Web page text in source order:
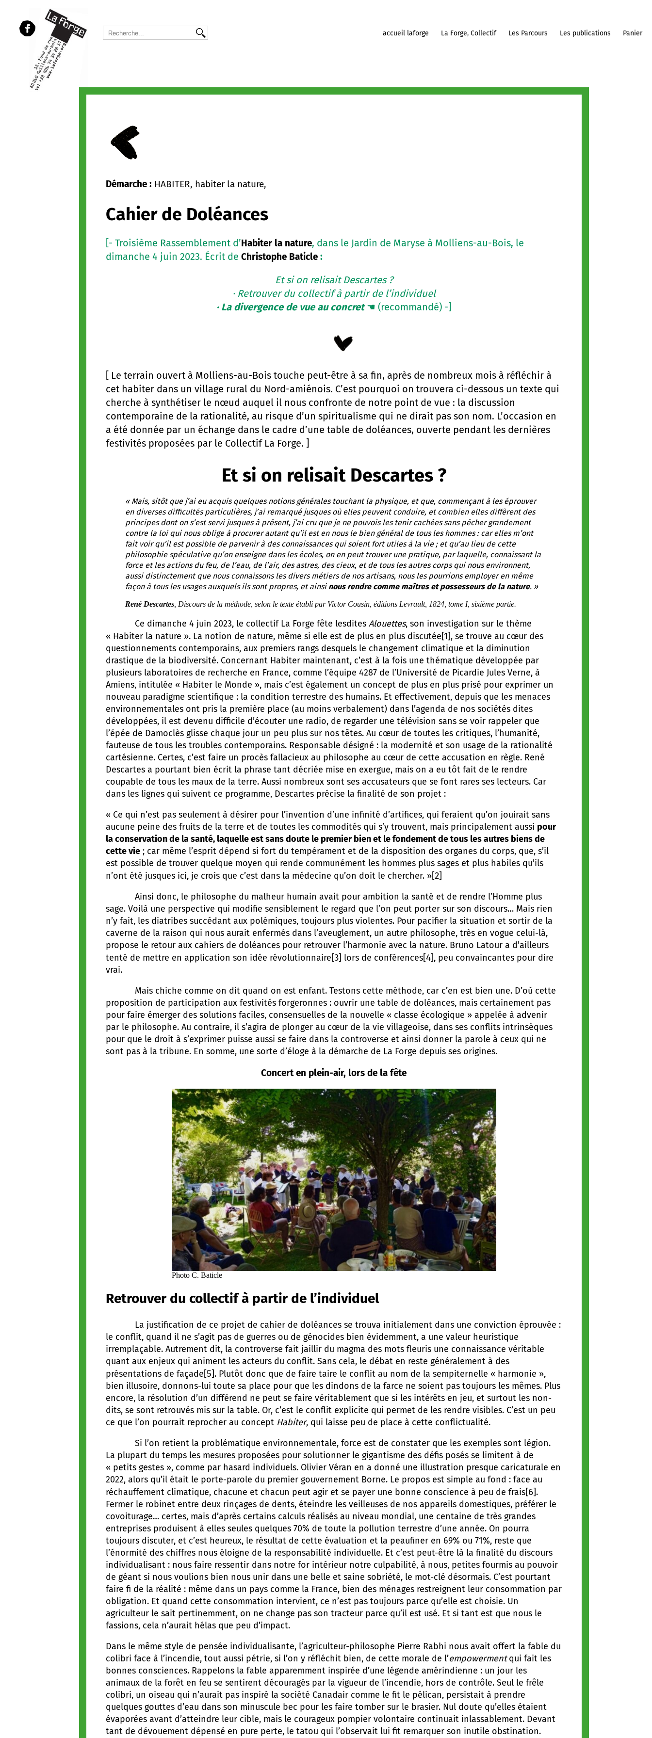
accueil laforge La Forge, Collectif Les Parcours Les publications Panier
Démarche : HABITER, habiter la nature,
Cahier de Doléances
[- Troisième Rassemblement d’Habiter la nature, dans le Jardin de Maryse à Molliens-au-Bois, le
dimanche 4 juin 2023. Écrit de Christophe Baticle :
Et si on relisait Descartes ?
· Retrouver du collectif à partir de l’individuel
· La divergence de vue au concret☚ (recommandé) -]
[ Le terrain ouvert à Molliens-au-Bois touche peut-être à sa fin, après de nombreux mois à réfléchir à
cet habiter dans un village rural du Nord-amiénois. C’est pourquoi on trouvera ci-dessous un texte qui
cherche à synthétiser le nœud auquel il nous confronte de notre point de vue : la discussion
contemporaine de la rationalité, au risque d’un spiritualisme qui ne dirait pas son nom. L’occasion en
a été donnée par un échange dans le cadre d’une table de doléances, ouverte pendant les dernières
festivités proposées par le Collectif La Forge. ]
Et si on relisait Descartes ?
« Mais, sitôt que j’ai eu acquis quelques notions générales touchant la physique, et que, commençant à les éprouver
en diverses difficultés particulières, j’ai remarqué jusques où elles peuvent conduire, et combien elles diffèrent des
principes dont on s’est servi jusques à présent, j’ai cru que je ne pouvois les tenir cachées sans pécher grandement
contre la loi qui nous oblige à procurer autant qu’il est en nous le bien général de tous les hommes : car elles m’ont
fait voir qu’il est possible de parvenir à des connaissances qui soient fort utiles à la vie ; et qu’au lieu de cette
philosophie spéculative qu’on enseigne dans les écoles, on en peut trouver une pratique, par laquelle, connaissant la
force et les actions du feu, de l’eau, de l’air, des astres, des cieux, et de tous les autres corps qui nous environnent,
aussi distinctement que nous connaissons les divers métiers de nos artisans, nous les pourrions employer en même
façon à tous les usages auxquels ils sont propres, et ainsinous rendre comme maîtres et possesseurs de la nature. »
René Descartes Discours de la méthode , selon le texte établi par Victor Cousin, éditions Levrault, 1824, tome I, sixième partie.
Ce dimanche 4 juin 2023, le collectif La Forge fête lesdites Alouettes, son investigation sur le thème
« Habiter la nature ». La notion de nature, même si elle est de plus en plus discutée[1], se trouve au cœur des
questionnements contemporains, aux premiers rangs desquels le changement climatique et la diminution
drastique de la biodiversité. Concernant Habiter maintenant, c’est à la fois une thématique développée par
plusieurs laboratoires de recherche en France, comme l’équipe 4287 de l’Université de Picardie Jules Verne, à
Amiens, intitulée « Habiter le Monde », mais c’est également un concept de plus en plus prisé pour exprimer un
nouveau paradigme scientifique : la condition terrestre des humains. Et effectivement, depuis que les menaces
environnementales ont pris la première place (au moins verbalement) dans l’agenda de nos sociétés dites
développées, il est devenu difficile d’écouter une radio, de regarder une télévision sans se voir rappeler que
l’épée de Damoclès glisse chaque jour un peu plus sur nos têtes. Au cœur de toutes les critiques, l’humanité,
fauteuse de tous les troubles contemporains. Responsable désigné : la modernité et son usage de la rationalité
cartésienne. Certes, c’est faire un procès fallacieux au philosophe au cœur de cette accusation en règle. René
Descartes a pourtant bien écrit la phrase tant décriée mise en exergue, mais on a eu tôt fait de le rendre
coupable de tous les maux de la terre. Aussi nombreux sont ses accusateurs que se font rares ses lecteurs. Car
dans les lignes qui suivent ce programme, Descartes précise la finalité de son projet :
« Ce qui n’est pas seulement à désirer pour l’invention d’une infinité d’artifices, qui feraient qu’on jouirait sans
aucune peine des fruits de la terre et de toutes les commodités qui s’y trouvent, mais principalement aussi pour
la conservation de la santé, laquelle est sans doute le premier bien et le fondement de tous les autres biens de
cette vie ; car même l’esprit dépend si fort du tempérament et de la disposition des organes du corps, que, s’il
est possible de trouver quelque moyen qui rende communément les hommes plus sages et plus habiles qu’ils
n’ont été jusques ici, je crois que c’est dans la médecine qu’on doit le chercher. »[2]
Ainsi donc, le philosophe du malheur humain avait pour ambition la santé et de rendre l’Homme plus
sage. Voilà une perspective qui modifie sensiblement le regard que l’on peut porter sur son discours… Mais rien
n’y fait, les diatribes succédant aux polémiques, toujours plus violentes. Pour pacifier la situation et sortir de la
caverne de la raison qui nous aurait enfermés dans l’aveuglement, un autre philosophe, très en vogue celui-là,
propose le retour aux cahiers de doléances pour retrouver l’harmonie avec la nature. Bruno Latour a d’ailleurs
tenté de mettre en application son idée révolutionnaire[3] lors de conférences[4], peu convaincantes pour dire
vrai.
Mais chiche comme on dit quand on est enfant. Testons cette méthode, car c’en est bien une. D’où cette
proposition de participation aux festivités forgeronnes : ouvrir une table de doléances, mais certainement pas
pour faire émerger des solutions faciles, consensuelles de la nouvelle « classe écologique » appelée à advenir
par le philosophe. Au contraire, il s’agira de plonger au cœur de la vie villageoise, dans ses conflits intrinsèques
pour que le droit à s’exprimer puisse aussi se faire dans la controverse et ainsi donner la parole à ceux qui ne
sont pas à la tribune. En somme, une sorte d’éloge à la démarche de La Forge depuis ses origines.
Concert en plein-air, lors de la fête
Photo C. Baticle
Retrouver du collectif à partir de l’individuel
La justification de ce projet de cahier de doléances se trouva initialement dans une conviction éprouvée :
le conflit, quand il ne s’agit pas de guerres ou de génocides bien évidemment, a une valeur heuristique
irremplaçable. Autrement dit, la controverse fait jaillir du magma des mots fleuris une connaissance véritable
quant aux enjeux qui animent les acteurs du conflit. Sans cela, le débat en reste généralement à des
présentations de façade[5]. Plutôt donc que de faire taire le conflit au nom de la sempiternelle « harmonie »,
bien illusoire, donnons-lui toute sa place pour que les dindons de la farce ne soient pas toujours les mêmes. Plus
encore, la résolution d’un différend ne peut se faire véritablement que si les intérêts en jeu, et surtout les non-
dits, se sont retrouvés mis sur la table. Or, c’est le conflit explicite qui permet de les rendre visibles. C’est un peu
ce que l’on pourrait reprocher au concept Habiter, qui laisse peu de place à cette conflictualité.
Si l’on retient la problématique environnementale, force est de constater que les exemples sont légion.
La plupart du temps les mesures proposées pour solutionner le gigantisme des défis posés se limitent à de
« petits gestes », comme par hasard individuels. Olivier Véran en a donné une illustration presque caricaturale en
2022, alors qu’il était le porte-parole du premier gouvernement Borne. Le propos est simple au fond : face au
réchauffement climatique, chacune et chacun peut agir et se payer une bonne conscience à peu de frais[6].
Fermer le robinet entre deux rinçages de dents, éteindre les veilleuses de nos appareils domestiques, préférer le
covoiturage… certes, mais d’après certains calculs réalisés au niveau mondial, une centaine de très grandes
entreprises produisent à elles seules quelques 70% de toute la pollution terrestre d’une année. On pourra
toujours discuter, et c’est heureux, le résultat de cette évaluation et la peaufiner en 69% ou 71%, reste que
l’énormité des chiffres nous éloigne de la responsabilité individuelle. Et c’est peut-être là la finalité du discours
individualisant : nous faire ressentir dans notre for intérieur notre culpabilité, à nous, petites fourmis au pouvoir
de géant si nous voulions bien nous unir dans une belle et saine sobriété, le mot-clé désormais. C’est pourtant
faire fi de la réalité : même dans un pays comme la France, bien des ménages restreignent leur consommation par
obligation. Et quand cette consommation intervient, ce n’est pas toujours parce qu’elle est choisie. Un
agriculteur le sait pertinemment, on ne change pas son tracteur parce qu’il est usé. Et si tant est que nous le
fassions, cela n’aurait hélas que peu d’impact.
Dans le même style de pensée individualisante, l’agriculteur-philosophe Pierre Rabhi nous avait offert la fable du
colibri face à l’incendie, tout aussi pétrie, si l’on y réfléchit bien, de cette morale de l’empowermentqui fait les
bonnes consciences. Rappelons la fable apparemment inspirée d’une légende amérindienne : un jour les
animaux de la forêt en feu se sentirent découragés par la vigueur de l’incendie, hors de contrôle. Seul le frêle
colibri, un oiseau qui n’aurait pas inspiré la société Canadair comme le fit le pélican, persistait à prendre
quelques gouttes d’eau dans son minuscule bec pour les faire tomber sur le brasier. Nul doute qu’elles étaient
évaporées avant d’atteindre leur cible, mais le courageux pompier volontaire continuait inlassablement. Devant
tant de dévouement dépensé en pure perte, le tatou qui l’observait lui fit remarquer son inutile obstination.